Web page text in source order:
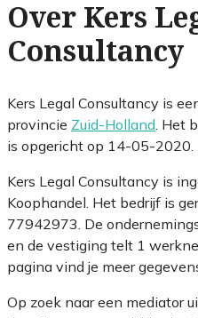
Over Kers
Consultancy
Kers Legal Consultancy is
provincie Zuid-Holland . Het
is opgericht op 14-05-2020.
Kers Legal Consultancy is
Koophandel. Het bedrijf is
77942973. De
en de vestiging telt 1
pagina vind je meer
Op zoek naar een mediator